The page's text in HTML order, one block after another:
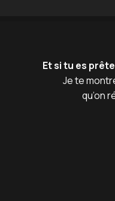
Et si tu es
Je te
qu’on